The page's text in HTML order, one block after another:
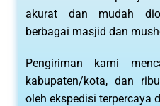
akurat dan mudah
berbagai masjid dan
Pengiriman kami
kabupaten/kota, dan
oleh ekspedisi terpercaya